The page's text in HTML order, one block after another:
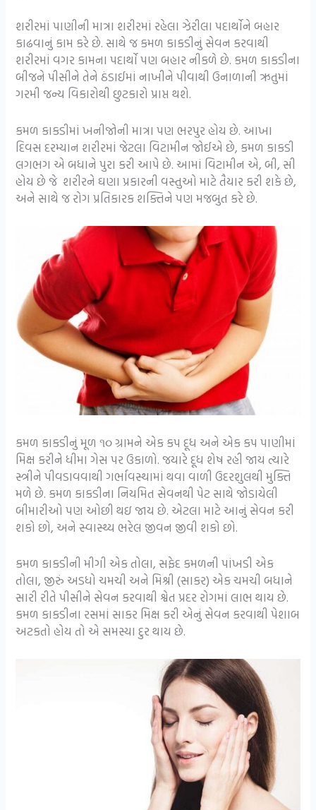
શરીરમાં પાણીની માત્રા શરીરમાં રહેલા ઝેરીલા પદાર્થોને બહાર
કાઢવાનું કામ કરે છે. સાથે જ કમળ કાકડીનું સેવન કરવાથી
શરીરમાં વગર કામના પદાર્થો પણ બહાર નીકળે છે. કમળ કાકડીના
બીજને પીસીને તેને ઠંડાઈમાં નાખીને પીવાથી ઉનાળાની ઋતુમાં
ગરમી જન્ય વિકારોથી છુટકારો પ્રાપ્ત થશે.
કમળ કાકડીમાં ખનીજોની માત્રા પણ ભરપુર હોય છે. આખા
દિવસ દરમ્યાન શરીરમાં જેટલા વિટામીન જોઈએ છે, કમળ કાકડી
લગભગ એ બધાને પુરા કરી આપે છે. આમાં વિટામીન એ, બી, સી
હોય છે જે શરીરને ઘણા પ્રકારની વસ્તુઓ માટે તૈયાર કરી શકે છે,
અને સાથે જ રોગ પ્રતિકારક શક્તિને પણ મજબુત કરે છે.
કમળ કાકડીનું મૂળ ૧૦ ગ્રામને એક કપ દૂધ અને એક કપ પાણીમાં
મિક્ષ કરીને ધીમા ગેસ પર ઉકાળો. જયારે દૂધ શેષ રહી જાય ત્યારે
સ્ત્રીને પીવડાવવાથી ગર્ભાવસ્થામાં થવા વાળી ઉદરશુલથી મુક્તિ
મળે છે. કમળ કાકડીના નિયમિત સેવનથી પેટ સાથે જોડાયેલી
બીમારીઓ પણ ઓછી થઇ જાય છે. એટલા માટે આનું સેવન કરી
શકો છો, અને સ્વાસ્થ્ય ભરેલ જીવન જીવી શકો છો.
કમળ કાકડીની મીગી એક તોલા, સફેદ કમળની પાંખડી એક
તોલા, જીરું અડધો ચમચી અને મિશ્રી (સાકર) એક ચમચી બધાને
સારી રીતે પીસીને સેવન કરવાથી શ્વેત પ્રદર રોગમાં લાભ થાય છે.
કમળ કાકડીના રસમાં સાકર મિક્ષ કરી એનું સેવન કરવાથી પેશાબ
અટકતો હોય તો એ સમસ્યા દુર થાય છે.